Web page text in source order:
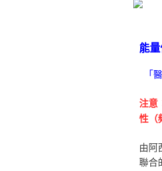
能
「
注意
性（
由阿
聯合